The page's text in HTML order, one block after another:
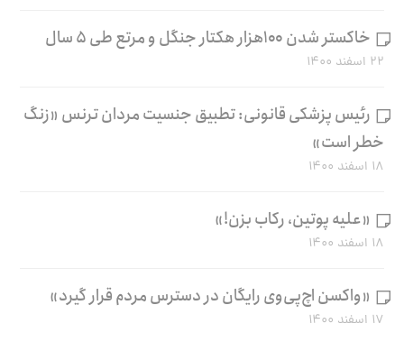
خاکستر شدن ۱۰۰هزار هکتار جنگل و مرتع طی ۵ سال
۲۲ اسفند ۱۴۰۰
رئیس پزشکی قانونی: تطبیق جنسیت مردان ترنس «زنگ
خطر است»
۱۸ اسفند ۱۴۰۰
«علیه پوتین، رکاب بزن!»
۱۸ اسفند ۱۴۰۰
«واکسن اچ‌پی‌وی رایگان در دسترس مردم قرار گیرد»
۱۷ اسفند ۱۴۰۰